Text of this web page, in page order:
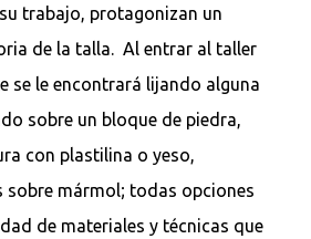
trabajo, protagonizan un
de la talla. Al entrar al taller
se le encontrará lijando alguna
sobre un bloque de piedra,
con plastilina o yeso,
sobre mármol; todas opciones
de materiales y técnicas que